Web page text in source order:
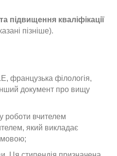
підвищення кваліфікації
пізніше).
французька філологія,
документ про вищу
роботи вчителем
який викладає
мовою;